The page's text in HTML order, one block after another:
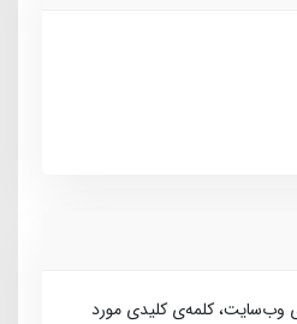
وب‌سایت، کلمه‌ی کلیدی مورد